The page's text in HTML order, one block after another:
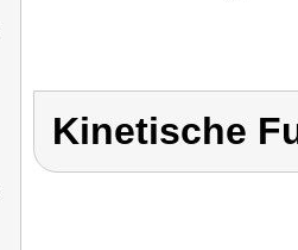
Kinetische